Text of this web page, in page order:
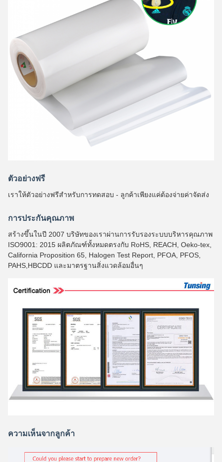
ตัวอย่างฟรี
เราให้ตัวอย่างฟรีสําหรับการทดสอบ - ลูกค้าเพียงแค่ต้องจ่ายค่าจัดส่ง
การประกันคุณภาพ
สร้างขึ้นในปี 2007 บริษัทของเราผ่านการรับรองระบบบริหารคุณภาพ
ISO9001: 2015 ผลิตภัณฑ์ทั้งหมดตรงกับ RoHS, REACH, Oeko-tex,
California Proposition 65, Halogen Test Report, PFOA, PFOS,
PAHS,HBCDD และมาตรฐานสิ่งแวดล้อมอื่นๆ
ความเห็นจากลูกค้า